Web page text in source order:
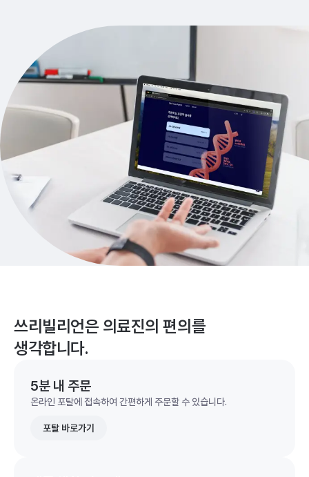
쓰리빌리언은 의료진의 편의를
생각합니다.
5분 내 주문
온라인 포탈에 접속하여 간편하게 주문할 수 있습니다.
포탈 바로가기